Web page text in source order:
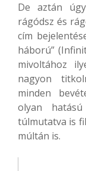
De aztán
rágódsz és
cím
háború”
mivoltához
nagyon
minden
olyan
túlmutatva is
múltán is.